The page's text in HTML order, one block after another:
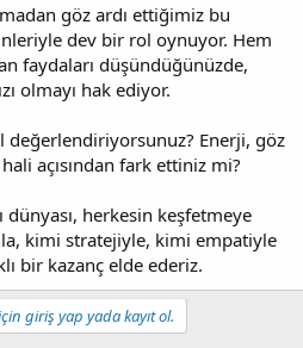
göz ardı ettiğimiz bu
dev bir rol oynuyor. Hem
faydaları düşündüğünüzde,
olmayı hak ediyor.
değerlendiriyorsunuz? Enerji, göz
hali açısından fark ettiniz mi?
herkesin keşfetmeye
kimi stratejiyle, kimi empatiyle
bir kazanç elde ederiz.
giriş yap yada kayıt ol.